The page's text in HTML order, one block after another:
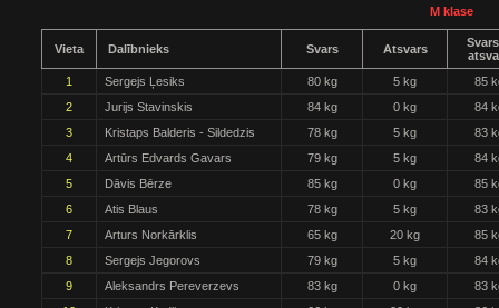
M klase
Vieta Dalībnieks Svars Atsvars
1
Sergejs Ļesiks 80 kg 5 kg
85
2
Jurijs Stavinskis 84 kg 0 kg
84
3
Kristaps Balderis - Sildedzis 78 kg 5 kg
83
4
Artūrs Edvards Gavars 79 kg 5 kg
84
5
Dāvis Bērze 85 kg 0 kg
85
6
Atis Blaus 78 kg 5 kg
83
7
Arturs Norkārklis 65 kg 20 kg
85
8
Sergejs Jegorovs 79 kg 5 kg
84
9
Aleksandrs Pereverzevs 83 kg 0 kg
83